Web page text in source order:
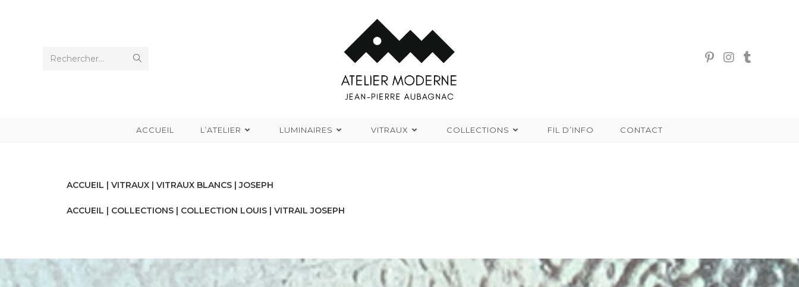
Rechercher…
ACCUEIL L’ATELIER LUMINAIRES VITRAUX COLLECTIONS FIL D’INFO CONTACT
ACCUEIL | VITRAUX | VITRAUX BLANCS | JOSEPH
ACCUEIL | COLLECTIONS | COLLECTION LOUIS | VITRAIL JOSEPH